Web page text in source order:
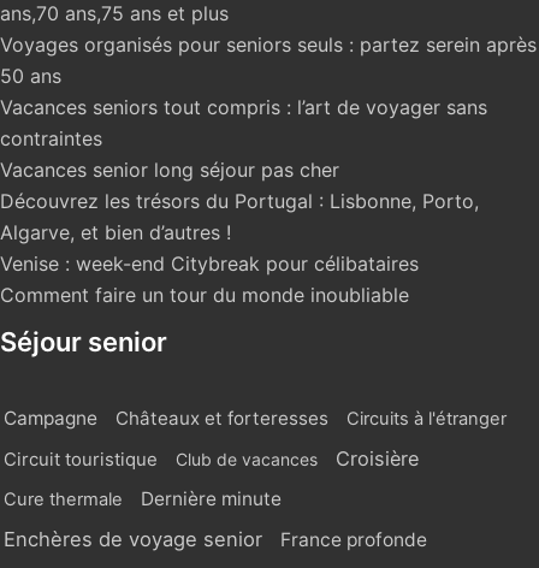
ans,70 ans,75 ans et plus
Voyages organisés pour seniors seuls : partez serein après
50 ans
Vacances seniors tout compris : l’art de voyager sans
contraintes
Vacances senior long séjour pas cher
Découvrez les trésors du Portugal : Lisbonne, Porto,
Algarve, et bien d’autres !
Venise : week-end Citybreak pour célibataires
Comment faire un tour du monde inoubliable
Séjour senior
Campagne Châteaux et forteresses
Circuits à l'étranger
Circuit touristique
Club de vacances Croisière
Cure thermale Dernière minute
Enchères de voyage senior
France profonde